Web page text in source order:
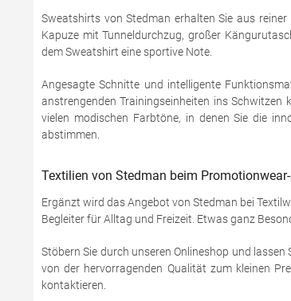
Sweatshirts von Stedman erhalten Sie aus
Kapuze mit Tunneldurchzug, großer
dem Sweatshirt eine sportive Note.
Angesagte Schnitte und intelligente
anstrengenden Trainingseinheiten ins
vielen modischen Farbtöne, in denen Sie die
abstimmen.
Textilien von Stedman beim
Ergänzt wird das Angebot von Stedman bei
Begleiter für Alltag und Freizeit. Etwas ganz
Stöbern Sie durch unseren Onlineshop und
von der hervorragenden Qualität zum kleinen
kontaktieren.